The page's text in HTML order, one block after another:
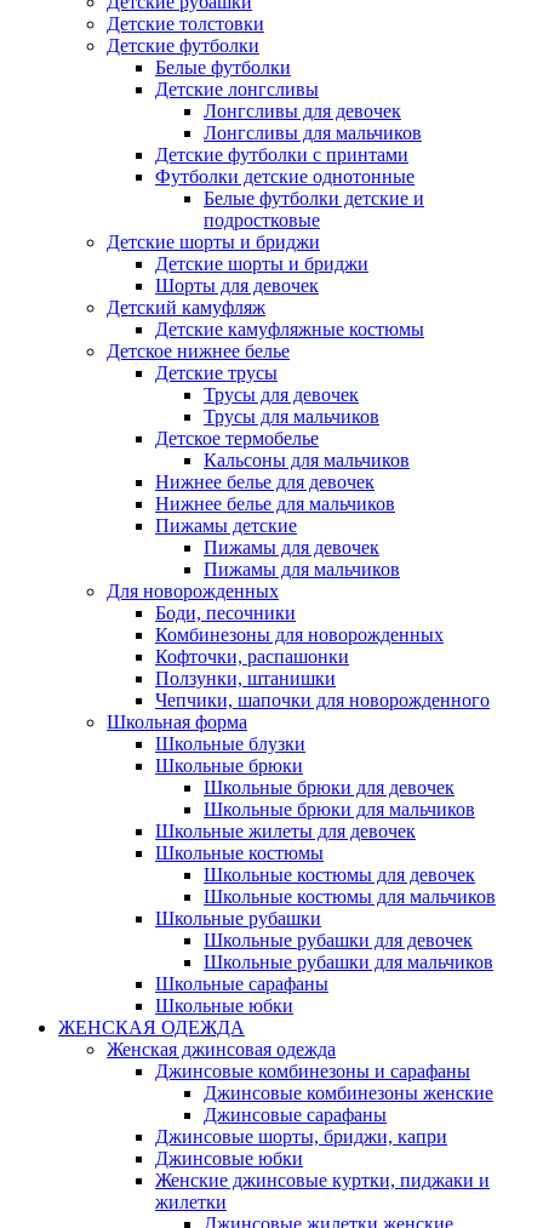
Детские толстовки
Детские футболки
Белые футболки
Детские лонгсливы
Лонгсливы для девочек
Лонгсливы для мальчиков
Детские футболки с принтами
Футболки детские однотонные
Белые футболки детские и
подростковые
Детские шорты и бриджи
Детские шорты и бриджи
Шорты для девочек
Детский камуфляж
Детские камуфляжные костюмы
Детское нижнее белье
Детские трусы
Трусы для девочек
Трусы для мальчиков
Детское термобелье
Кальсоны для мальчиков
Нижнее белье для девочек
Нижнее белье для мальчиков
Пижамы детские
Пижамы для девочек
Пижамы для мальчиков
Для новорожденных
Боди, песочники
Комбинезоны для новорожденных
Кофточки, распашонки
Ползунки, штанишки
Чепчики, шапочки для новорожденного
Школьная форма
Школьные блузки
Школьные брюки
Школьные брюки для девочек
Школьные брюки для мальчиков
Школьные жилеты для девочек
Школьные костюмы
Школьные костюмы для девочек
Школьные костюмы для мальчиков
Школьные рубашки
Школьные рубашки для девочек
Школьные рубашки для мальчиков
Школьные сарафаны
Школьные юбки
ЖЕНСКАЯ ОДЕЖДА
Женская джинсовая одежда
Джинсовые комбинезоны и сарафаны
Джинсовые комбинезоны женские
Джинсовые сарафаны
Джинсовые шорты, бриджи, капри
Джинсовые юбки
Женские джинсовые куртки, пиджаки и
жилетки
Джинсовые жилетки женские